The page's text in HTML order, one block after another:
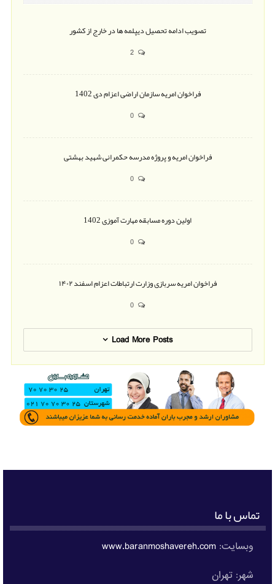
تصویب ادامه تحصیل دیپلمه ها در خارج از کشور
فراخوان امریه سازمان اراضی اعزام دی 1402
فراخوان امریه و پروژه مدرسه حکمرانی شهید بهشتی
اولین دوره مسابقه مهارت آموزی 1402
فراخوان امریه سربازی وزارت ارتباطات اعزام اسفند ۱۴۰۲
Load More Posts
تماس با ما
وبسایت:www.baranmoshavereh.com
شهر: تهران